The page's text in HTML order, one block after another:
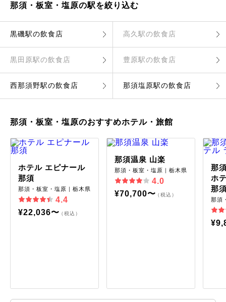
那須・板室・塩原の駅を絞り込む
黒磯駅の飲食店 高久駅の飲食店
黒田原駅の飲食店 豊原駅の飲食店
西那須野駅の飲食店 那須塩原駅の飲食店
那須・板室・塩原のおすすめホテル・旅館
ホテル エピナール
那須
那須・板室・塩原｜栃木県
4.4
¥22,036〜（税込）
那須温泉 山楽
那須・板室・塩原｜栃木県
4.0
¥70,700〜（税込）
那
ホ
那
那須